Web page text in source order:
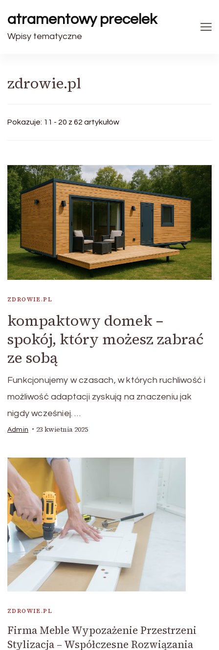
atramentowy precelek
Wpisy tematyczne
zdrowie.pl
Pokazuje: 11 - 20 z 62 artykułów
ZDROWIE.PL
kompaktowy domek –
spokój, który możesz zabrać
ze sobą
Funkcjonujemy w czasach, w których ruchliwość i
możliwość adaptacji zyskują na znaczeniu jak
nigdy wcześniej. …
Admin 23 kwietnia 2025
ZDROWIE.PL
Firma Meble Wypozażenie Przestrzeni
Stylizacja – Współczesne Rozwiązania